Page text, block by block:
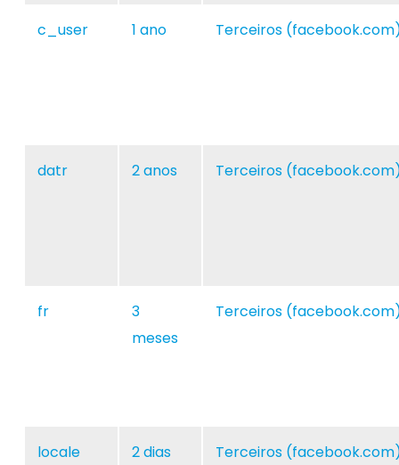
c_user 1 ano Terceiros
datr 2 anos Terceiros
fr
3
meses
Terceiros
locale 2 dias Terceiros